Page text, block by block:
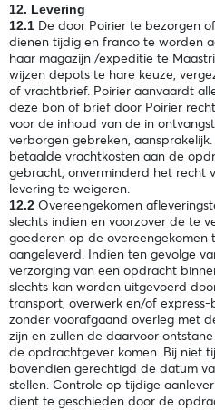
12. Levering
12.1 De door Poirier te bezorgen
dienen tijdig en franco te worden
haar magazijn /expeditie te
wijzen depots te hare keuze,
of vrachtbrief. Poirier aanvaardt
deze bon of brief door Poirier
voor de inhoud van de in
verborgen gebreken,
betaalde vrachtkosten aan de
gebracht, onverminderd het recht
levering te weigeren.
12.2 Overeengekomen
slechts indien en voorzover de te
goederen op de
aangeleverd. Indien ten gevolge
verzorging van een opdracht
slechts kan worden uitgevoerd
transport, overwerk en/of
zonder voorafgaand overleg met
zijn en zullen de daarvoor
de opdrachtgever komen. Bij niet
bovendien gerechtigd de datum
stellen. Controle op tijdige
dient te geschieden door de